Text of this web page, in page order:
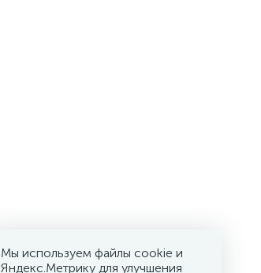
Мы используем файлы cookie и
Яндекс.Метрику для улучшения